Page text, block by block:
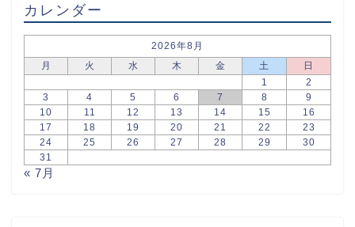
カレンダー
2026年8月
月
火 水 木 金 土
日
1
2
3
4 5 6 7 8
9
10
11 12 13 14 15
16
17
18 19 20 21 22
23
24
25 26 27 28 29
30
31
« 7月